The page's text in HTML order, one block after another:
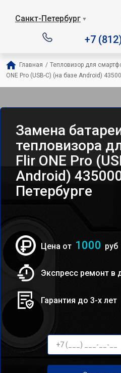
Санкт-Петербург ▼
+7
Главная / Тепловизор для
ONE Pro (USB-C) (на базе Android)
Замена
тепловизора
Flir ONE Pro
Android)
Петербурге
Цена от 1000 руб
Экспресс ремонт в
Гарантия до 3-х лет